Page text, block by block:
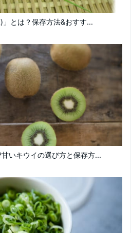
とは？保存方法&おすす...
いキウイの選び方と保存方...